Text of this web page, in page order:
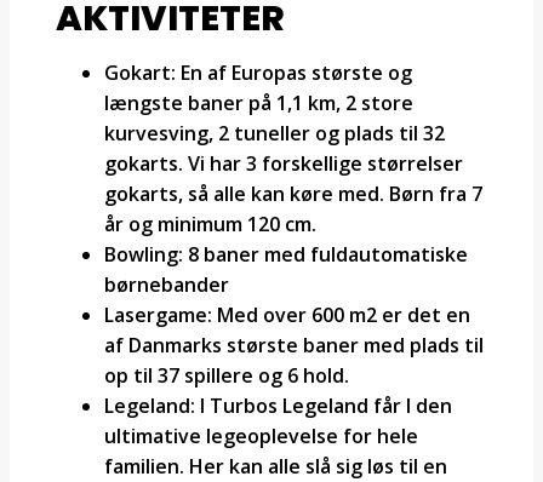
AKTIVITETER
Gokart: En af Europas største og
længste baner på 1,1 km, 2 store
kurvesving, 2 tuneller og plads til 32
gokarts. Vi har 3 forskellige størrelser
gokarts, så alle kan køre med. Børn fra 7
år og minimum 120 cm.
Bowling: 8 baner med fuldautomatiske
børnebander
Lasergame: Med over 600 m2 er det en
af Danmarks største baner med plads til
op til 37 spillere og 6 hold.
Legeland: I Turbos Legeland får I den
ultimative legeoplevelse for hele
familien. Her kan alle slå sig løs til en